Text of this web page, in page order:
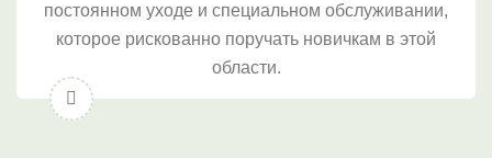
постоянном уходе и специальном обслуживании,
которое рискованно поручать новичкам в этой
области.